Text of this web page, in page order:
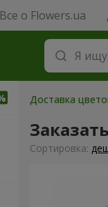
Все о Flowers.ua
Доставка
Cортировка: